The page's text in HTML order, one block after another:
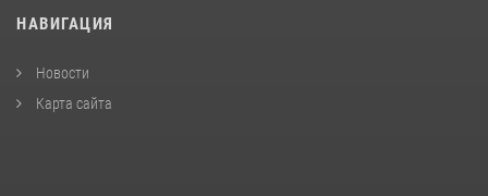
НАВИГАЦИЯ
Новости
Карта сайта